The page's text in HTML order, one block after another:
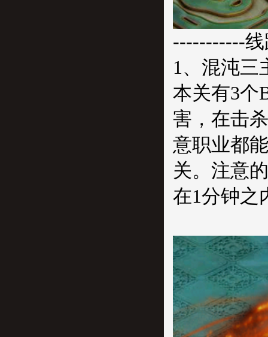
-----------
1、混沌三
本关有3个
害，在击
意职业都
关。注意
在1分钟之